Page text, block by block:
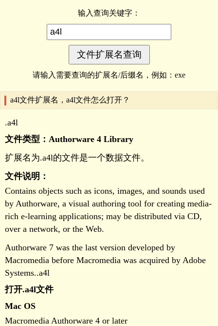
输入查询关键字：
请输入需要查询的扩展名/后缀名，例如：exe
a4l文件扩展名，a4l文件怎么打开？
.a4l
文件类型：Authorware 4 Library
扩展名为.a4l的文件是一个数据文件。
文件说明：
Contains objects such as icons, images, and sounds used
by Authorware, a visual authoring tool for creating media-
rich e-learning applications; may be distributed via CD,
over a network, or the Web.
Authorware 7 was the last version developed by
Macromedia before Macromedia was acquired by Adobe
打开.a4l文件
Mac OS
Macromedia Authorware 4 or later